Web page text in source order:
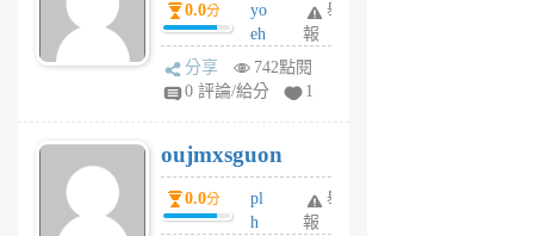
m
v
A
V
個
月
前
0.0分
yo
eh
ld
gy
個
月
前
舉
報
分享
742點閱
0 評論/給分
1
oujmxsguon
0.0分
pl
h
舉
報